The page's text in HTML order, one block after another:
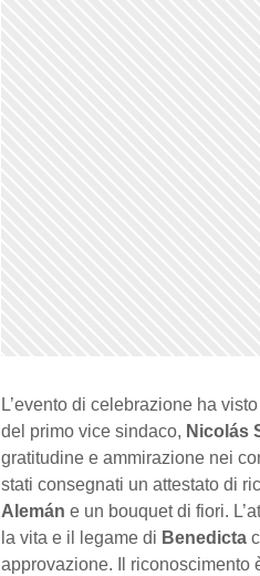
L’evento di celebrazione ha
del primo vice sindaco, Nicolás
gratitudine e ammirazione nei
stati consegnati un attestato di
Alemán e un bouquet di fiori.
la vita e il legame di Benedicta
approvazione. Il riconoscimento